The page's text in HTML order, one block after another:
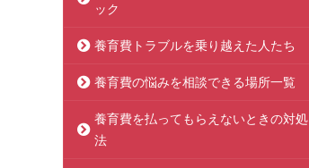
ック
養育費トラブルを乗り越えた人たち
養育費の悩みを相談できる場所一覧
養育費を払ってもらえないときの対処
法